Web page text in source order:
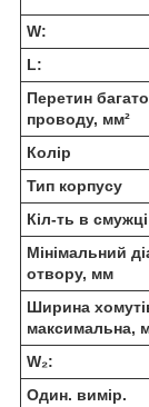
W:
L:
Перетин
проводу, мм²
Колір
Тип корпусу
Кіл-ть в смужці
Мінімальний
отвору, мм
Ширина
максимальна,
W₂:
Один. вимір.